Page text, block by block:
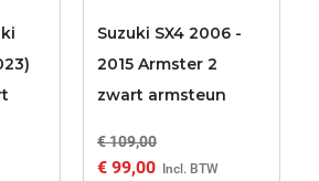
Suzuki SX4 2006 -
2015 Armster 2
zwart armsteun
€ 109,00
€ 99,00